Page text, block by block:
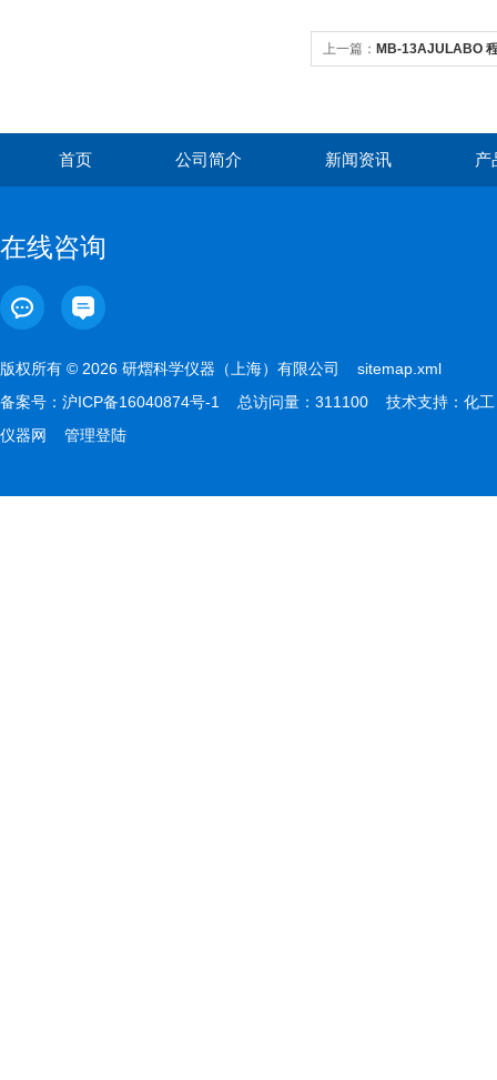
上一篇： MB-13AJULABO
首页 公司简介 新闻资讯 产
在线咨询
版权所有 © 2026 研熠科学仪器（上海）有限公司 sitemap.xml
备案号： 沪ICP备16040874号-1 总访问量：311100 技术支持： 化工
仪器网
管理登陆